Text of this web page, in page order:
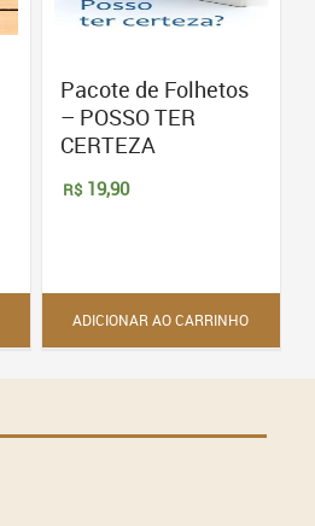
Pacote de Folhetos
– POSSO TER
CERTEZA
R$ 19,90
ADICIONAR AO CARRINHO